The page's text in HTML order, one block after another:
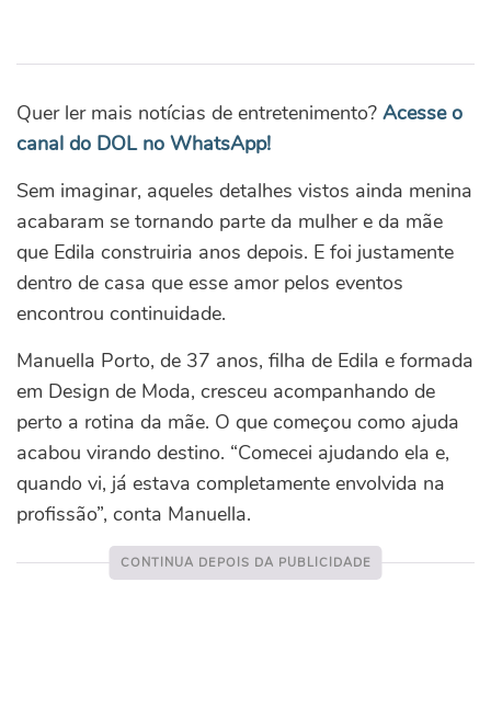
Quer ler mais notícias de entretenimento? Acesse o
canal do DOL no WhatsApp!
Sem imaginar, aqueles detalhes vistos ainda menina
acabaram se tornando parte da mulher e da mãe
que Edila construiria anos depois. E foi justamente
dentro de casa que esse amor pelos eventos
encontrou continuidade.
Manuella Porto, de 37 anos, filha de Edila e formada
em Design de Moda, cresceu acompanhando de
perto a rotina da mãe. O que começou como ajuda
acabou virando destino. “Comecei ajudando ela e,
quando vi, já estava completamente envolvida na
profissão”, conta Manuella.